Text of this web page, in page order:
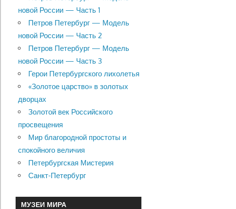
новой России — Часть 1
Петров Петербург — Модель
новой России — Часть 2
Петров Петербург — Модель
новой России — Часть 3
Герои Петербургского лихолетья
«Золотое царство» в золотых
дворцах
Золотой век Российского
просвещения
Мир благородной простоты и
спокойного величия
Петербургская Мистерия
Санкт-Петербург
МУЗЕИ МИРА